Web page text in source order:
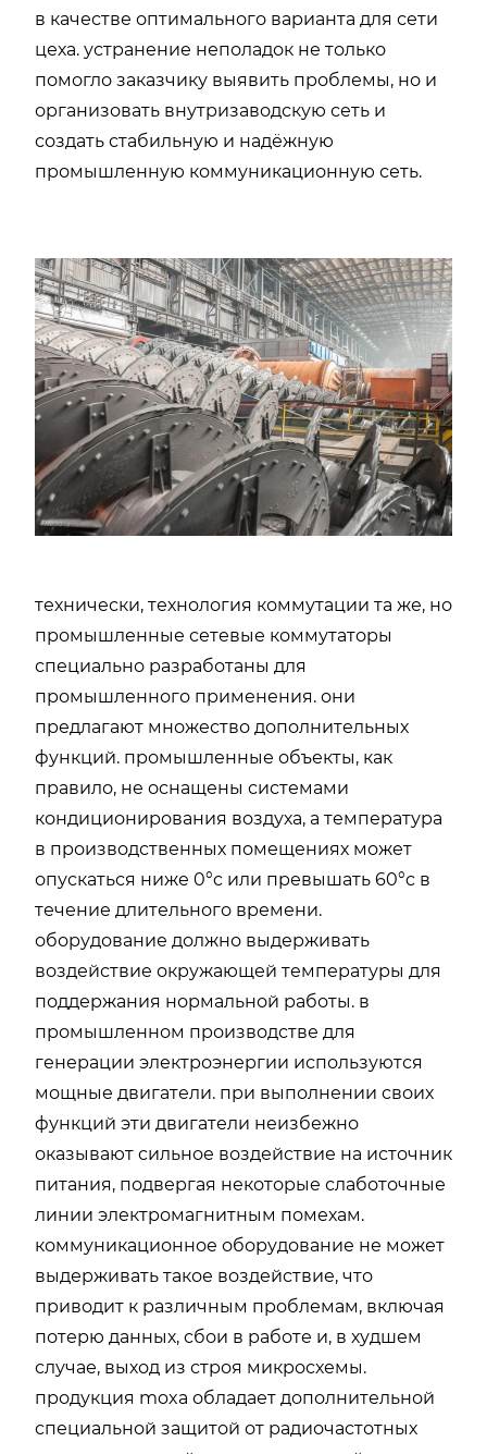
в качестве оптимального варианта для сети
цеха. устранение неполадок не только
помогло заказчику выявить проблемы, но и
организовать внутризаводскую сеть и
создать стабильную и надёжную
промышленную коммуникационную сеть.
технически, технология коммутации та же, но
промышленные сетевые коммутаторы
специально разработаны для
промышленного применения. они
предлагают множество дополнительных
функций. промышленные объекты, как
правило, не оснащены системами
кондиционирования воздуха, а температура
в производственных помещениях может
опускаться ниже 0°c или превышать 60°c в
течение длительного времени.
оборудование должно выдерживать
воздействие окружающей температуры для
поддержания нормальной работы. в
промышленном производстве для
генерации электроэнергии используются
мощные двигатели. при выполнении своих
функций эти двигатели неизбежно
оказывают сильное воздействие на источник
питания, подвергая некоторые слаботочные
линии электромагнитным помехам.
коммуникационное оборудование не может
выдерживать такое воздействие, что
приводит к различным проблемам, включая
потерю данных, сбои в работе и, в худшем
случае, выход из строя микросхемы.
продукция moxa обладает дополнительной
специальной защитой от радиочастотных